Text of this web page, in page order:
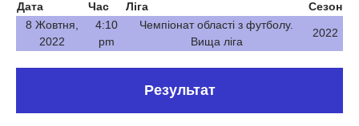
Дата Час Ліга
Сезон
8 Жовтня,
2022
4:10
pm
Чемпіонат області з футболу.
Вища ліга
2022
Результат